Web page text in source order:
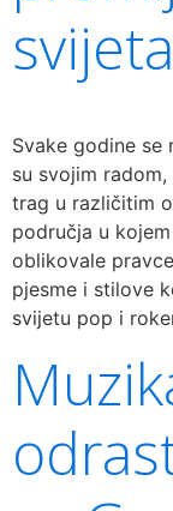
svijeta
Svake godine se
su svojim
trag u različitim
područja u
oblikovale
pjesme i stilove
svijetu pop i